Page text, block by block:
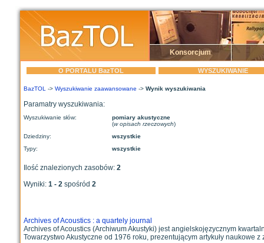
Konsorcjum
O PORTALU BazTOL WYSZUKIWANIE
BazTOL -> Wyszukiwanie zaawansowane -> Wynik wyszukiwania
Paramatry wyszukiwania:
Wyszukiwanie słów:
pomiary akustyczne
(w opisach rzeczowych)
Dziedziny:
wszystkie
Typy:
wszystkie
Ilość znalezionych zasobów: 2
Wyniki: 1 - 2 spośród 2
Archives of Acoustics : a quartely journal
Archives of Acoustics (Archiwum Akustyki) jest angielskojęzycznym
Towarzystwo Akustyczne od 1976 roku, prezentującym artykuły naukowe z